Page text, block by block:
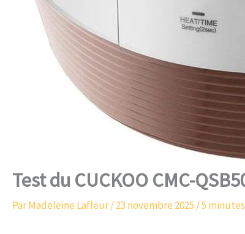
Test du CUCKOO CMC-
ParMadeleine Lafleur/23 novembre 2025 /5